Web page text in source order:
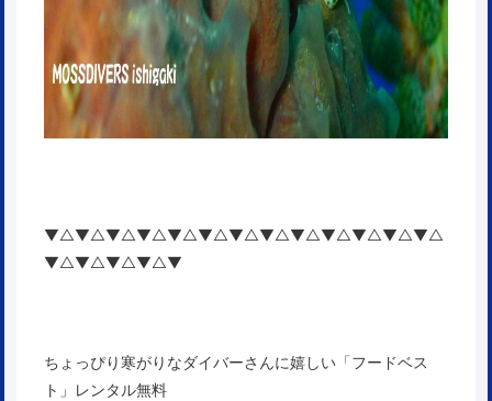
▼△▼△▼△▼△▼△▼△▼△▼△▼△▼△▼△▼△▼△
▼△▼△▼△▼△▼
ちょっぴり寒がりなダイバーさんに嬉しい「フードベス
ト」レンタル無料